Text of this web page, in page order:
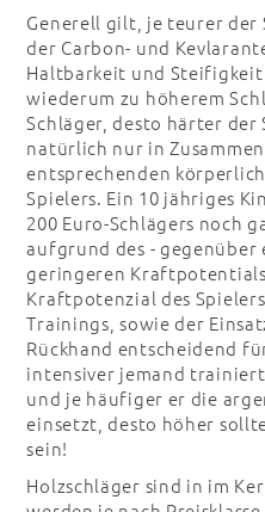
Generell gilt, je teurer der
der Carbon- und
Haltbarkeit und
wiederum zu höherem
Schläger, desto härter der
natürlich nur in
entsprechenden
Spielers. Ein 10 jähriges
200 Euro-Schlägers noch
aufgrund des - gegenüber
geringeren
Kraftpotenzial des
Trainings, sowie der
Rückhand entscheidend
intensiver jemand
und je häufiger er die
einsetzt, desto höher
sein!
Holzschläger sind in im